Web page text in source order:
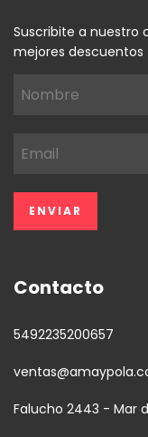
Suscribite a nuestro
mejores descuentos
Contacto
5492235200657
Falucho 2443 - Mar